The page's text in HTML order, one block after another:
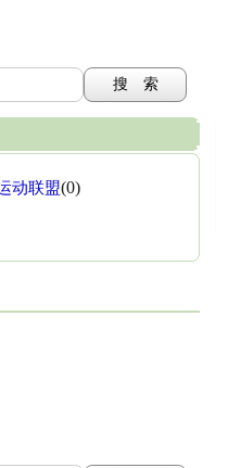
动联盟(0)